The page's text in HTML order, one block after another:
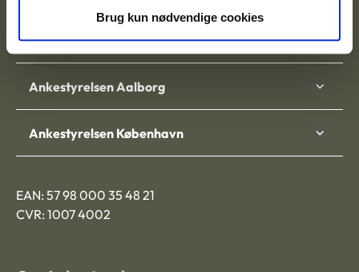
Brug kun nødvendige cookies
9000 Aalborg
Ankestyrelsen Aalborg
Ankestyrelsen København
EAN: 57 98 000 35 48 21
CVR: 1007 4002